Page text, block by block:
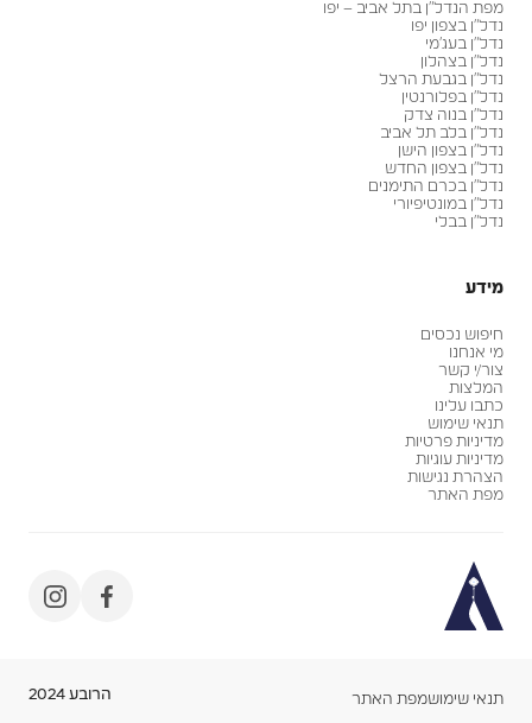
מפת הנדל״ן בתל אביב – יפו
נדל״ן בצפון יפו
נדל״ן בעג׳מי
נדל״ן בצהלון
נדל״ן בגבעת הרצל
נדל״ן בפלורנטין
נדל״ן בנוה צדק
נדל״ן בלב תל אביב
נדל״ן בצפון הישן
נדל״ן בצפון החדש
נדל״ן בכרם התימנים
נדל״ן במונטיפיורי
נדל״ן בבלי
מידע
חיפוש נכסים
מי אנחנו
צור/י קשר
המלצות
כתבו עלינו
תנאי שימוש
מדיניות פרטיות
מדיניות עוגיות
הצהרת נגישות
מפת האתר
תנאי שימושמפת האתר הרובע 2024